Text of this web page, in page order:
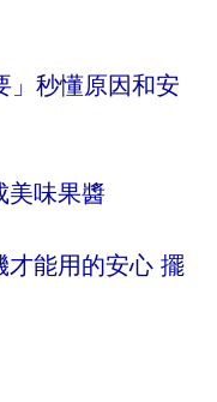
」秒懂原因和安
美味果醬
才能用的安心 擺